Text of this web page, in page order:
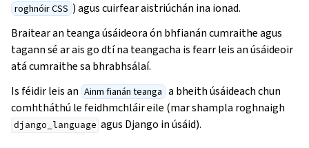
roghnóir CSS ) agus cuirfear aistriúchán ina ionad.
Braitear an teanga úsáideora ón bhfianán cumraithe agus
tagann sé ar ais go dtí na teangacha is fearr leis an úsáideoir
atá cumraithe sa bhrabhsálaí.
Is féidir leis an Ainm fianán teanga a bheith úsáideach chun
comhtháthú le feidhmchláir eile (mar shampla roghnaigh
django_language agus Django in úsáid).